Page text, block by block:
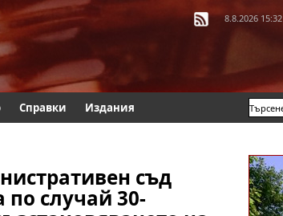
8.8.2026 15:32
Справки Издания
съд
по случай 30-